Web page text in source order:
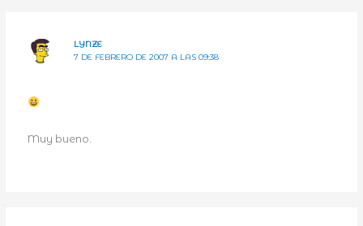
LYNZE
7 DE FEBRERO DE 2007 A LAS 09:38
Muy bueno.